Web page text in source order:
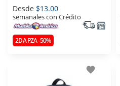
Desde $13.00
semanales con Crédito
2DA PZA -50%
favorite